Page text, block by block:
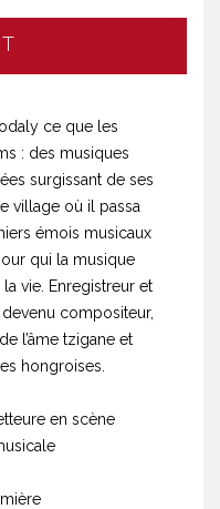
ce que les
: des musiques
surgissant de ses
village où il passa
émois musicaux
qui la musique
vie. Enregistreur et
compositeur,
l’âme tzigane et
hongroises.
en scène